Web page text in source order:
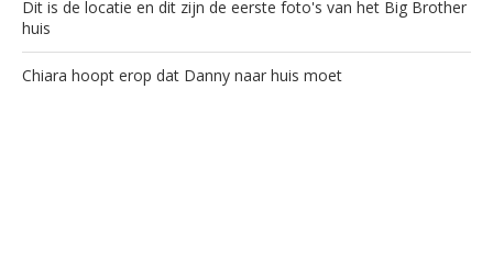
Dit is de locatie en dit zijn de eerste foto's van het Big Brother
huis
Chiara hoopt erop dat Danny naar huis moet